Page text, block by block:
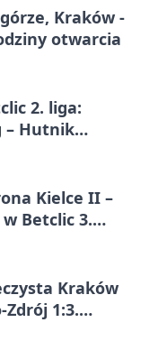
Kraków -
otwarcia
2. liga:
– Hutnik
Kielce II –
Betclic 3.
Kraków
Zdrój 1:3.